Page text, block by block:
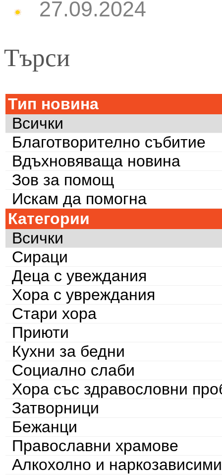
27.09.2024
Търси
Тип новина
Всички
Благотворително събитие
Вдъхновяваща новина
Зов за помощ
Искам да помогна
Категории
Всички
Сираци
Деца с увеждания
Хора с увреждания
Стари хора
Приюти
Кухни за бедни
Социално слаби
Хора със здравословни
Затворници
Бежанци
Православни храмове
Алкохолно и наркозависими